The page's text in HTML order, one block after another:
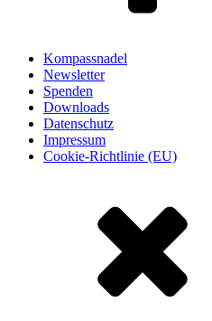
Kompassnadel
Newsletter
Spenden
Downloads
Datenschutz
Impressum
Cookie-Richtlinie (EU)